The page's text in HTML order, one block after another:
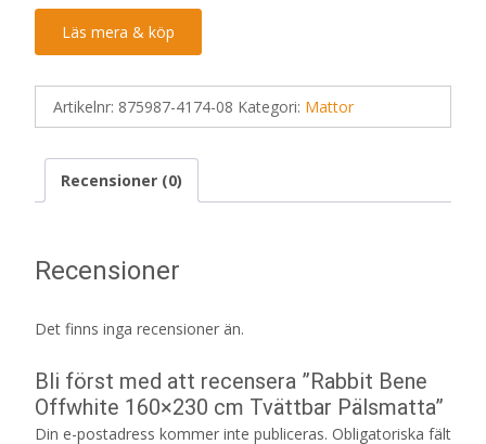
Läs mera & köp
Artikelnr: 875987-4174-08 Kategori: Mattor
Recensioner (0)
Recensioner
Det finns inga recensioner än.
Bli först med att recensera ”Rabbit Bene
Offwhite 160×230 cm Tvättbar Pälsmatta”
Din e-postadress kommer inte publiceras. Obligatoriska fält